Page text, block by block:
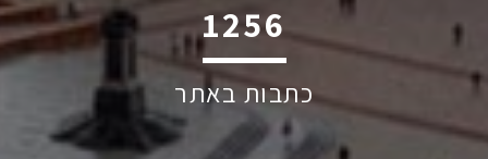
1928
כתבות באתר